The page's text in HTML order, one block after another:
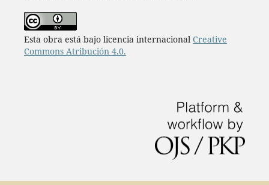
Esta obra está bajo licencia internacional Creative
Commons Atribución 4.0.